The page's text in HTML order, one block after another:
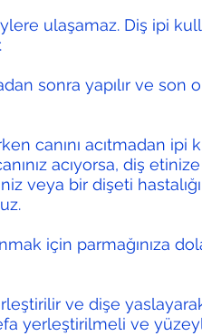
ulaşamaz. Diş ipi
sonra yapılır ve son
canını acıtmadan ipi
acıyorsa, diş
veya bir dişeti
için parmağınıza
ve dişe yaslayarak
yerleştirilmeli ve